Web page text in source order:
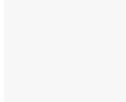
«Пішов до лав небесних
Олександр Володимирович.
на Харківщині під час
Кожен воїн – це невимовна
рідних. Щиро співчуваємо
Вічна та світла пам’ять